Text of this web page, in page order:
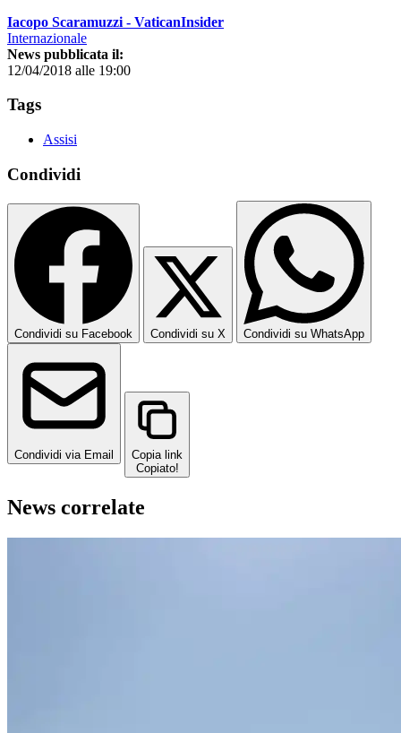
Iacopo Scaramuzzi - VaticanInsider
Internazionale
News pubblicata il:
12/04/2018 alle 19:00
Tags
Assisi
Condividi
Condividi su Facebook Condividi su X Condividi su WhatsApp
Condividi via Email
Copia link
Copiato!
News correlate